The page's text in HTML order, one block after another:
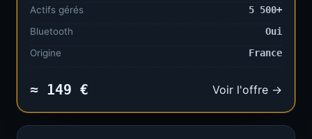
Actifs gérés
5 500+
Bluetooth
Oui
Origine
France
≈ 149 € Voir l'offre →